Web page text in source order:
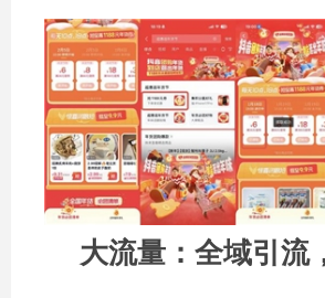
大流量：全域引流